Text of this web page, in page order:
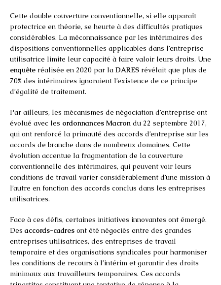
Cette double couverture conventionnelle, si elle apparaît
protectrice en théorie, se heurte à des difficultés pratiques
considérables. La méconnaissance par les intérimaires des
dispositions conventionnelles applicables dans l’entreprise
utilisatrice limite leur capacité à faire valoir leurs droits. Une
enquête réalisée en 2020 par la DARES révélait que plus de
70% des intérimaires ignoraient l’existence de ce principe
d’égalité de traitement.
Par ailleurs, les mécanismes de négociation d’entreprise ont
évolué avec les ordonnances Macron du 22 septembre 2017,
qui ont renforcé la primauté des accords d’entreprise sur les
accords de branche dans de nombreux domaines. Cette
évolution accentue la fragmentation de la couverture
conventionnelle des intérimaires, qui peuvent voir leurs
conditions de travail varier considérablement d’une mission à
l’autre en fonction des accords conclus dans les entreprises
utilisatrices.
Face à ces défis, certaines initiatives innovantes ont émergé.
Des accords-cadres ont été négociés entre des grandes
entreprises utilisatrices, des entreprises de travail
temporaire et des organisations syndicales pour harmoniser
les conditions de recours à l’intérim et garantir des droits
minimaux aux travailleurs temporaires. Ces accords